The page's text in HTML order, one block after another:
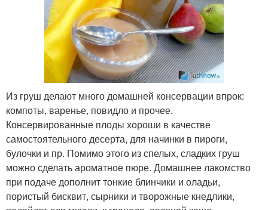
Из груш делают много домашней консервации впрок:
компоты, варенье, повидло и прочее.
Консервированные плоды хороши в качестве
самостоятельного десерта, для начинки в пироги,
булочки и пр. Помимо этого из спелых, сладких груш
можно сделать ароматное пюре. Домашнее лакомство
при подаче дополнит тонкие блинчики и оладьи,
пористый бисквит, сырники и творожные кнедлики,